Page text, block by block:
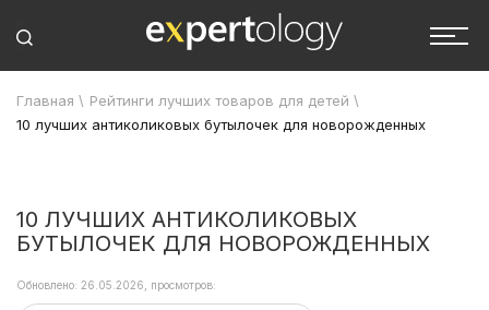
Главная \ Рейтинги лучших товаров для детей \
10 лучших антиколиковых бутылочек для новорожденных
10 ЛУЧШИХ АНТИКОЛИКОВЫХ
БУТЫЛОЧЕК ДЛЯ НОВОРОЖДЕННЫХ
Обновлено: 26.05.2026, просмотров: